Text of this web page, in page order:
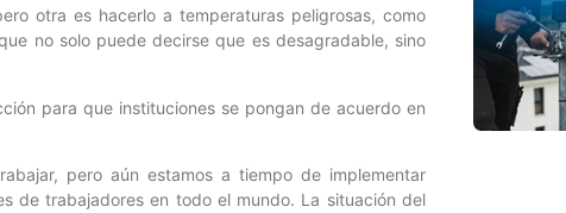
otra es hacerlo a temperaturas peligrosas, como
no solo puede decirse que es desagradable, sino
para que instituciones se pongan de acuerdo en
pero aún estamos a tiempo de implementar
de trabajadores en todo el mundo. La situación del